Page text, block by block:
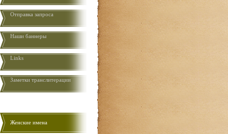
Отправка запроса
Наши баннеры
Links
Заметки транслитерации
Женские имена